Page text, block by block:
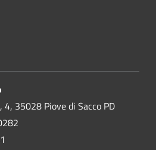
35028 Piove di Sacco PD